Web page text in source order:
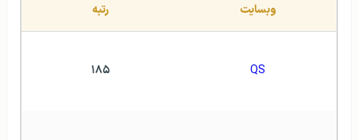
وبسايت رتبه
QS ۱۸۵